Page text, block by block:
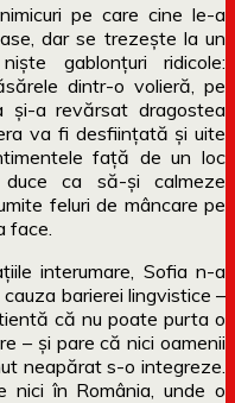
pe care cine le-a
dar se trezește la un
gablonțuri ridicole:
dintr-o volieră, pe
și-a revărsat dragostea
va fi desființată și uite
față de un loc
ca să-și calmeze
feluri de mâncare pe
face.
interumare, Sofia n-a
barierei lingvistice –
că nu poate purta o
– și pare că nici oamenii
neapărat s-o integreze.
în România, unde o